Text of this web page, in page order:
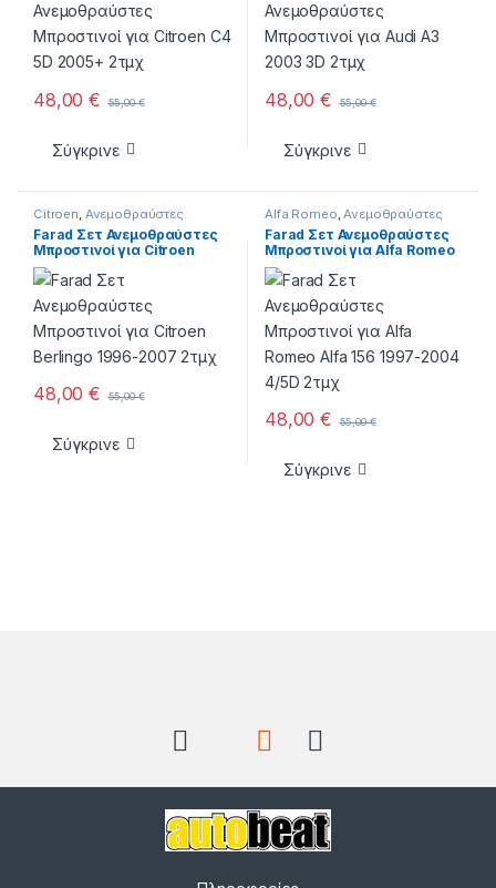
48,00€ 55,00€
Σύγκρινε
48,00€ 55,00€
Σύγκρινε
Citroen, Ανεμοθραύστες
Farad Σετ Ανεμοθραύστες
Μπροστινοί για Citroen
Berlingo 1996-2007 2τμχ
48,00€ 55,00€
Σύγκρινε
Alfa Romeo,Ανεμοθραύστες
Farad Σετ Ανεμοθραύστες
Μπροστινοί για Alfa Romeo
Alfa 156 1997-2004 4/5D
2τμχ
48,00€ 55,00€
Σύγκρινε